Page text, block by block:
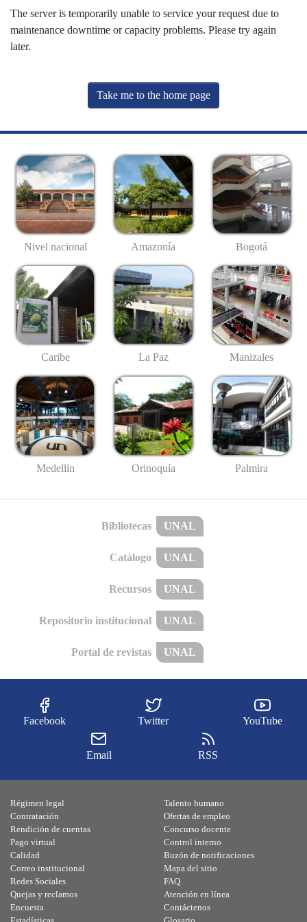
The server is temporarily unable to service your request due to
maintenance downtime or capacity problems. Please try again
later.
Take me to the home page
Nivel nacional Amazonía Bogotá
Caribe La Paz Manizales
Medellín Orinoquía Palmira
Bibliotecas UNAL
Catálogo UNAL
Recursos UNAL
Repositorio institucional UNAL
Portal de revistas UNAL
Facebook Twitter YouTube
Email RSS
Régimen legal
Contratación
Rendición de cuentas
Pago virtual
Calidad
Talento humano
Ofertas de empleo
Concurso docente
Control interno
Buzón de notificaciones
Correo institucional
Redes Sociales
Quejas y reclamos
Encuesta
Mapa del sitio
FAQ
Atención en línea
Contáctenos